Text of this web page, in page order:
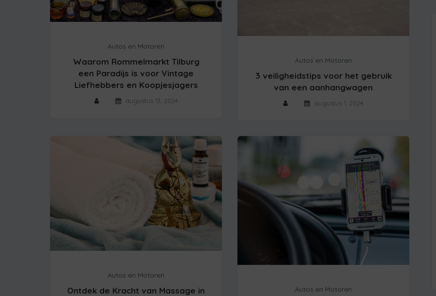
Autos en Motoren
Waarom Rommelmarkt Tilburg
een Paradijs is voor Vintage
Liefhebbers en Koopjesjagers
augustus 13, 2024
Autos en Motoren
3 veiligheidstips voor het gebruik
van een aanhangwagen
augustus 1, 2024
Autos en Motoren
Ontdek de Kracht van Massage in
Autos en Motoren